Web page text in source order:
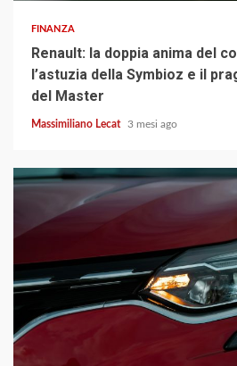
FINANZA
Renault: la doppia anima del
l’astuzia della Symbioz e il
del Master
Massimiliano Lecat 3 mesi ago
4 min read